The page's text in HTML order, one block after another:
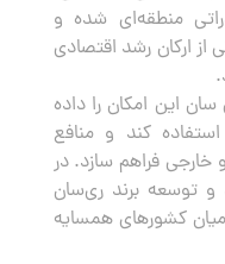
منطقه‌ای شده و
ارکان رشد اقتصادی
سان این امکان را داده
کند و منافع
خارجی فراهم سازد. در
و توسعه برند ری‌سان
میان کشورهای همسایه